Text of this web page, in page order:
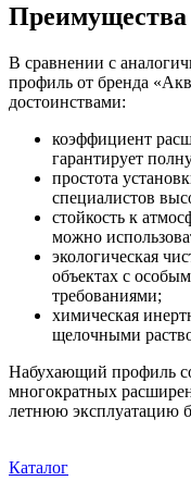
Преимущества
В сравнении с
профиль от бренда
достоинствами:
коэффициент
гарантирует
простота
специалистов
стойкость к
можно
экологическая
объектах с
требованиями;
химическая
щелочными
Набухающий профиль
многократных
летнюю эксплуатацию
Каталог